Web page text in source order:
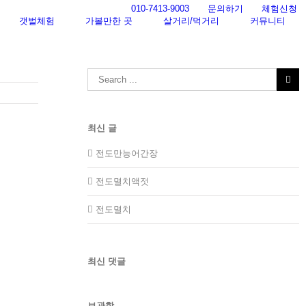
010-7413-9003 문의하기
체험신청
갯벌체험
가볼만한 곳 살거리/먹거리 커뮤니티
Search
for:
최신 글
전도만능어간장
전도멸치액젓
전도멸치
최신 댓글